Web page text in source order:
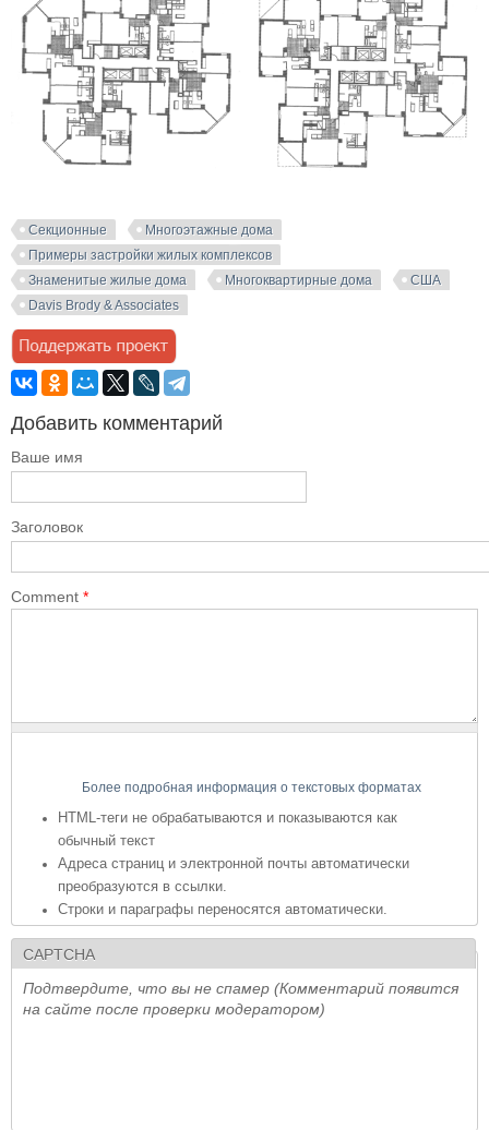
Секционные
Многоэтажные дома
Примеры застройки жилых комплексов
Знаменитые жилые дома
Многоквартирные дома
США
Davis Brody & Associates
Добавить комментарий
Ваше имя
Заголовок
Comment *
Более подробная информация о текстовых форматах
HTML-теги не обрабатываются и показываются как
обычный текст
Адреса страниц и электронной почты автоматически
преобразуются в ссылки.
Строки и параграфы переносятся автоматически.
CAPTCHA
Подтвердите, что вы не спамер (Комментарий появится
на сайте после проверки модератором)